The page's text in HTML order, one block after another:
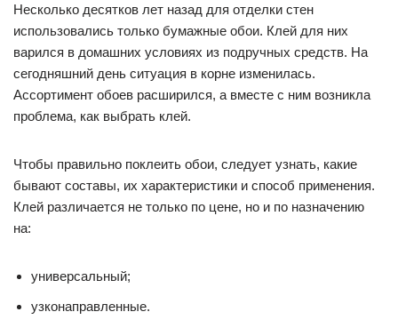
Несколько десятков лет назад для отделки стен
использовались только бумажные обои. Клей для них
варился в домашних условиях из подручных средств. На
сегодняшний день ситуация в корне изменилась.
Ассортимент обоев расширился, а вместе с ним возникла
проблема, как выбрать клей.
Чтобы правильно поклеить обои, следует узнать, какие
бывают составы, их характеристики и способ применения.
Клей различается не только по цене, но и по назначению
на:
универсальный;
узконаправленные.